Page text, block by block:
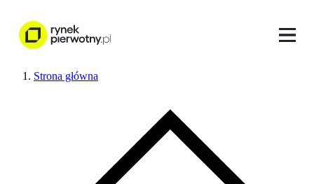
Strona główna